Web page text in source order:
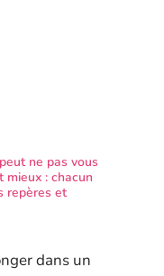
ne pas vous
mieux : chacun
repères et
dans un